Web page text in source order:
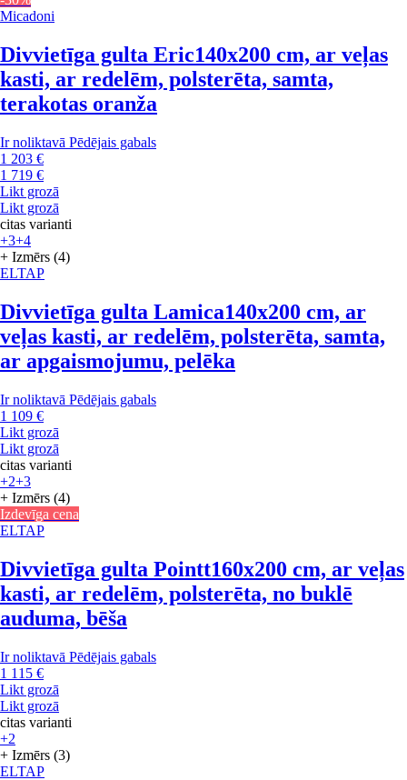
Micadoni
Divvietīga gulta Eric140x200 cm, ar veļas
kasti, ar redelēm, polsterēta, samta,
terakotas oranža
Ir noliktavā Pēdējais gabals
1 203 €
1 719 €
Likt grozā
Likt grozā
citas varianti
+3+4
+ Izmērs (4)
ELTAP
Divvietīga gulta Lamica140x200 cm, ar
veļas kasti, ar redelēm, polsterēta, samta,
ar apgaismojumu, pelēka
Ir noliktavā Pēdējais gabals
1 109 €
Likt grozā
Likt grozā
citas varianti
+2+3
+ Izmērs (4)
Izdevīga cena
ELTAP
Divvietīga gulta Pointt160x200 cm, ar veļas
kasti, ar redelēm, polsterēta, no buklē
auduma, bēša
Ir noliktavā Pēdējais gabals
1 115 €
Likt grozā
Likt grozā
citas varianti
+2
+ Izmērs (3)
ELTAP